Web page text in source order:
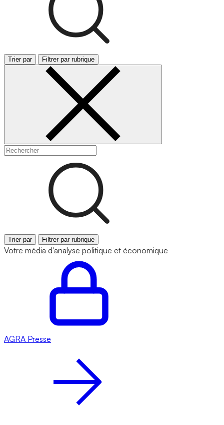
Trier par Filtrer par rubrique
Trier par Filtrer par rubrique
Votre média d'analyse politique et économique
AGRA Presse